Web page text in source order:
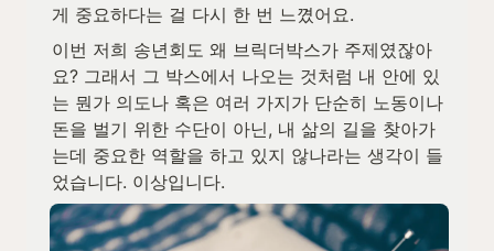
게 중요하다는 걸 다시 한 번 느꼈어요.
이번 저희 송년회도 왜 브릭더박스가 주제였잖아
요? 그래서 그 박스에서 나오는 것처럼 내 안에 있
는 뭔가 의도나 혹은 여러 가지가 단순히 노동이나
돈을 벌기 위한 수단이 아닌, 내 삶의 길을 찾아가
는데 중요한 역할을 하고 있지 않나라는 생각이 들
었습니다. 이상입니다.